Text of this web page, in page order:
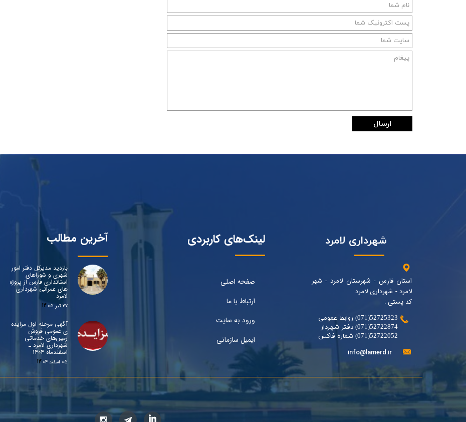
ارسال
شهرداری لامرد
استان فارس - شهرستان لامرد - شهر
لامرد - شهرداری لامرد
کد پستی :
52725323(071) روابط عمومی
52722874(071) دفتر شهردار
52722052(071) شماره فاکس
info@lamerd.ir
لینک‌های کاربردی
صفحه اصلی
ارتباط با ما
ورود به سایت
ایمیل سازمانی
آخرین مطالب
بازدید مدیرکل دفتر امور
شهری و شوراهای
استانداری فارس از پروژه
های عمرانی شهرداری
لامرد
۲۷ تیر ۰۵
آگهی مرحله اول مزایده
ی عمومی فروش
زمین‌های خدماتی
شهرداری لامرد ـ
اسفندماه ۱۴۰۴
۰۵ اسفند ۰۴